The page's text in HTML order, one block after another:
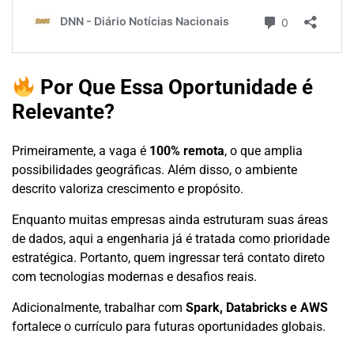
Por Que Essa Oportunidade é
Relevante?
Primeiramente, a vaga é 100% remota, o que amplia
possibilidades geográficas. Além disso, o ambiente
descrito valoriza crescimento e propósito.
Enquanto muitas empresas ainda estruturam suas áreas
de dados, aqui a engenharia já é tratada como prioridade
estratégica. Portanto, quem ingressar terá contato direto
com tecnologias modernas e desafios reais.
Adicionalmente, trabalhar com Spark, Databricks e AWS
fortalece o currículo para futuras oportunidades globais.